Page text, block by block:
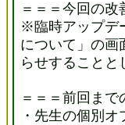
＝＝＝今回の改
※臨時アップデ
について」の画
らせすることと
＝＝＝前回まで
・先生の個別